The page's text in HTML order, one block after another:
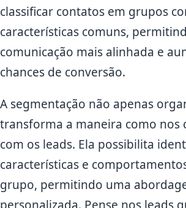
classificar contatos em grupos
características comuns,
comunicação mais alinhada e
chances de conversão.
A segmentação não apenas
transforma a maneira como nos
com os leads. Ela possibilita
características e
grupo, permitindo uma